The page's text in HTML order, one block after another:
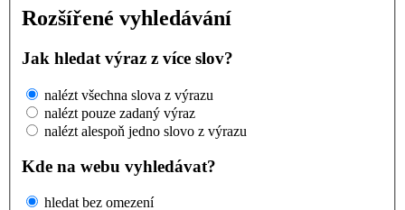
Rozšířené vyhledávání
Jak hledat výraz z více slov?
nalézt všechna slova z výrazu
nalézt pouze zadaný výraz
nalézt alespoň jedno slovo z výrazu
Kde na webu vyhledávat?
hledat bez omezení